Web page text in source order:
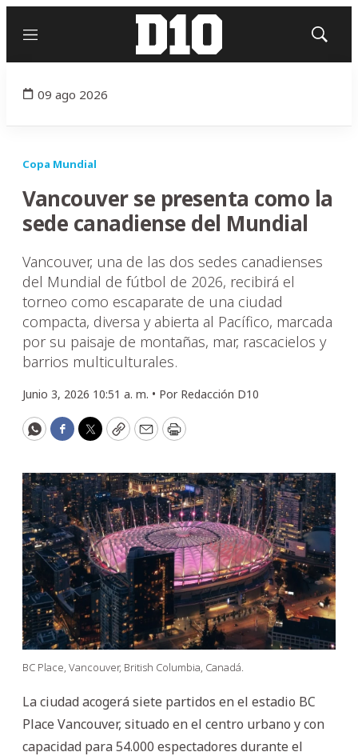
Menú
Mostrar
09 ago 2026
Copa Mundial
Vancouver se presenta como la
sede canadiense del Mundial
Vancouver, una de las dos sedes canadienses
del Mundial de fútbol de 2026, recibirá el
torneo como escaparate de una ciudad
compacta, diversa y abierta al Pacífico, marcada
por su paisaje de montañas, mar, rascacielos y
barrios multiculturales.
Junio 3, 2026 10:51 a. m. • Por Redacción D10
WhatsApp
Facebook
Twitter
CopyEmailPrint
BC Place, Vancouver, British Columbia, Canadá.
La ciudad acogerá siete partidos en el estadio BC
Place Vancouver, situado en el centro urbano y con
capacidad para 54.000 espectadores durante el